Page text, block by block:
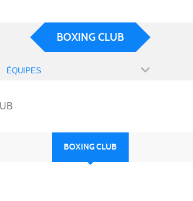
BOXING CLUB
ÉQUIPES
BOXING CLUB